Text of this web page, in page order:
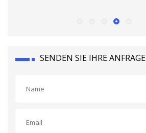
SENDEN SIE IHRE ANFRAGE